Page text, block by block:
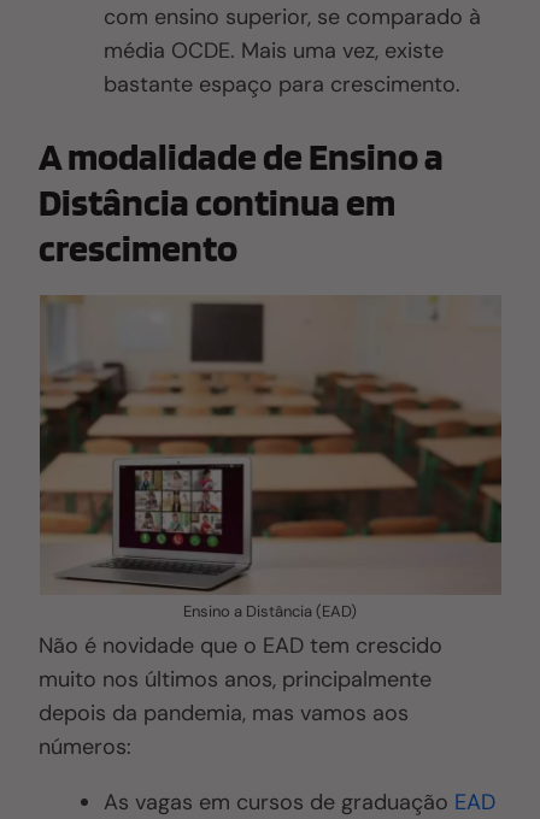
com ensino superior, se comparado à
média OCDE. Mais uma vez, existe
bastante espaço para crescimento.
A modalidade de Ensino a
Distância continua em
crescimento
Ensino a Distância (EAD)
Não é novidade que o EAD tem crescido
muito nos últimos anos, principalmente
depois da pandemia, mas vamos aos
números:
As vagas em cursos de graduação EAD